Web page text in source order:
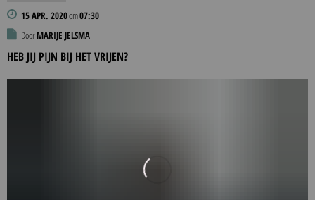
15 APR. 2020om07:30
DoorMARIJE JELSMA
HEB JIJ PIJN BIJ HET VRIJEN?